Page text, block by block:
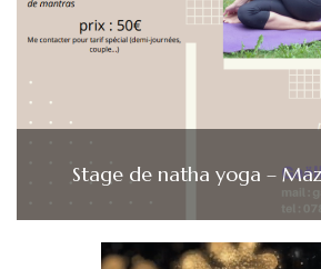
Stage de natha yoga –